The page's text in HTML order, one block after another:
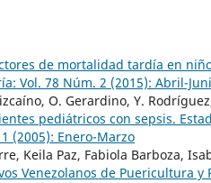
de mortalidad tardía en
Vol. 78 Núm. 2 (2015): Abril-
O. Gerardino, Y.
pediátricos con sepsis.
(2005): Enero-Marzo
Keila Paz, Fabiola Barboza,
Venezolanos de Puericultura